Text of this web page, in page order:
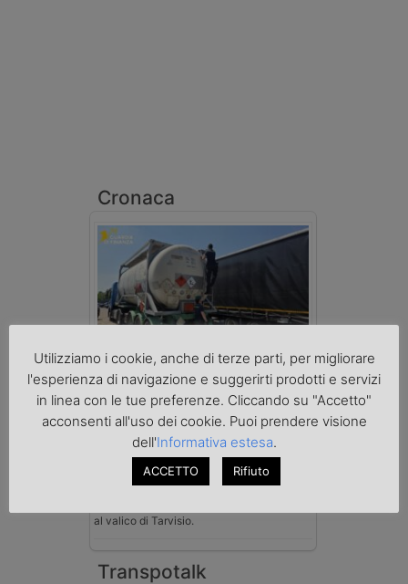
Cronaca
Benzina spacciata per solvente
sequestrata a Padova
Le Fiamme Gialle del Comando Provinciale
di Padova hanno sottoposto a sequestro
preventivo 33mila litri di benzina di
contrabbando, dichiarata come solvente
nei documenti di trasporto, e
l'autoarticolato utilizzato. Denunciato per
contrabbando di prodotti petroliferi il
al valico di Tarvisio.
Transpotalk
Utilizziamo i cookie, anche di terze parti, per migliorare
l'esperienza di navigazione e suggerirti prodotti e servizi
in linea con le tue preferenze. Cliccando su "Accetto"
acconsenti all'uso dei cookie. Puoi prendere visione
dell'Informativa estesa.
ACCETTO Rifiuto